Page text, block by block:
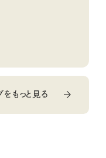
をもっと見る